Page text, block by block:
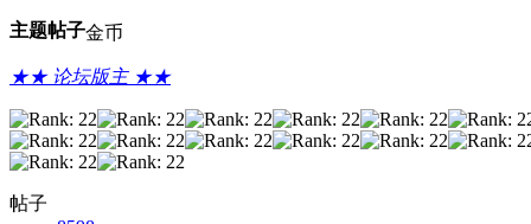
主题帖子金币
★★ 论坛版主 ★★
帖子